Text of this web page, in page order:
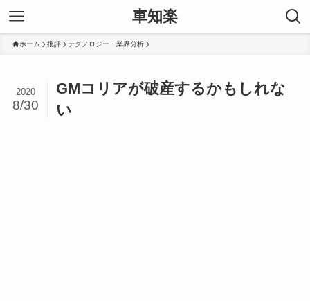
車知楽
ホーム 批評 テクノロジー・業界分析
GMコリアが破産するかもしれな
い
2020
8/30